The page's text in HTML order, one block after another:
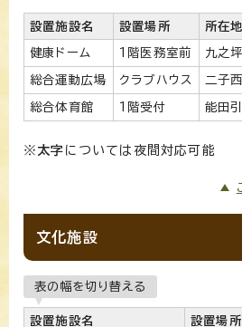
設置施設名 設置場所 所在地
健康ドーム 1階医務室前 九之
総合運動広場 クラブハウス 二子
総合体育館 1階受付 能田
※ 太字 については夜間対応可能
文化施設
表の幅を切り替える
設置施設名 設置場所